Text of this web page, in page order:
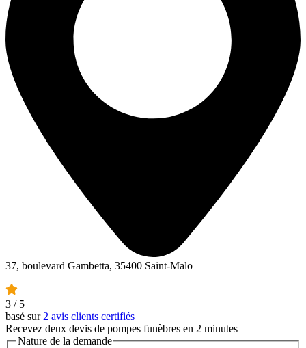
37, boulevard Gambetta, 35400 Saint-Malo
3 / 5
basé sur 2 avis clients certifiés
Recevez deux devis de pompes funèbres en 2 minutes
Nature de la demande